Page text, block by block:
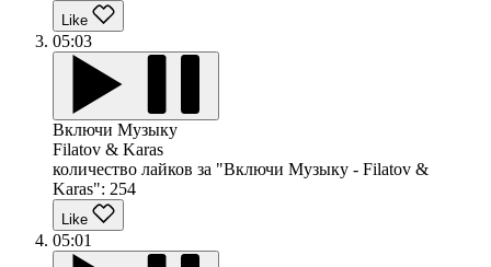
Like
05:03
Включи Музыку
Filatov & Karas
количество лайков за "Включи Музыку - Filatov &
Karas": 254
Like
05:01